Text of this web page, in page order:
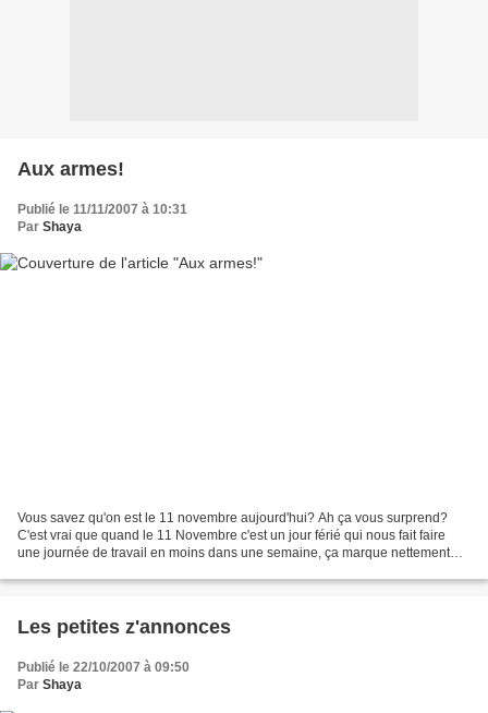
Aux armes!
Publié le 11/11/2007 à 10:31
Par Shaya
Vous savez qu'on est le 11 novembre aujourd'hui? Ah ça vous surprend?
C'est vrai que quand le 11 Novembre c'est un jour férié qui nous fait faire
une journée de travail en moins dans une semaine, ça marque nettement
Les petites z'annonces
Publié le 22/10/2007 à 09:50
Par Shaya